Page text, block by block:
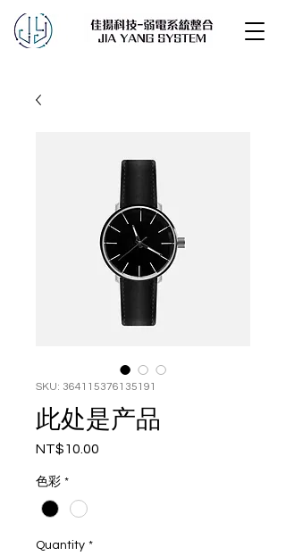
SKU: 364115376135191
此处是产品
NT$10.00
色彩 *
Quantity *